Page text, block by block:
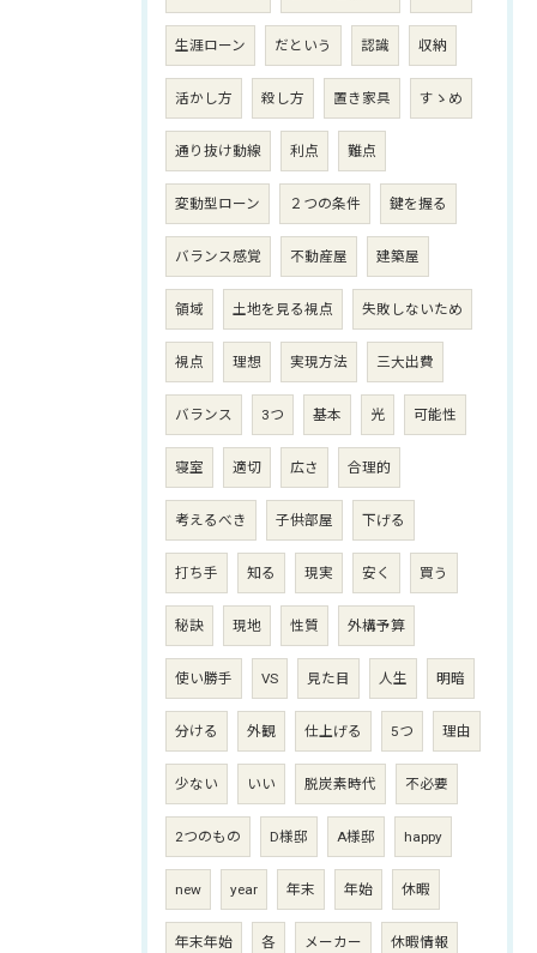
生涯ローン だという 認識 収納
活かし方 殺し方 置き家具 すゝめ
通り抜け動線 利点 難点
変動型ローン ２つの条件 鍵を握る
バランス感覚 不動産屋 建築屋
領域 土地を見る視点 失敗しないため
視点 理想 実現方法 三大出費
バランス 3つ 基本 光 可能性
寝室 適切 広さ 合理的
考えるべき 子供部屋 下げる
打ち手 知る 現実 安く 買う
秘訣 現地 性質 外構予算
使い勝手 VS 見た目 人生 明暗
分ける 外観 仕上げる 5つ 理由
少ない いい 脱炭素時代 不必要
2つのもの D様邸 A様邸 happy
new year 年末 年始 休暇
年末年始 各 メーカー 休暇情報